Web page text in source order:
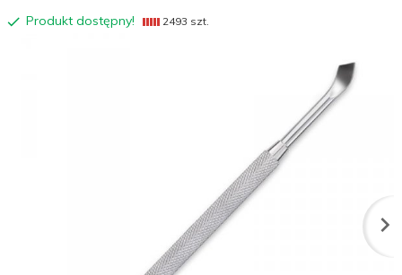
Produkt dostępny! 2493 szt.